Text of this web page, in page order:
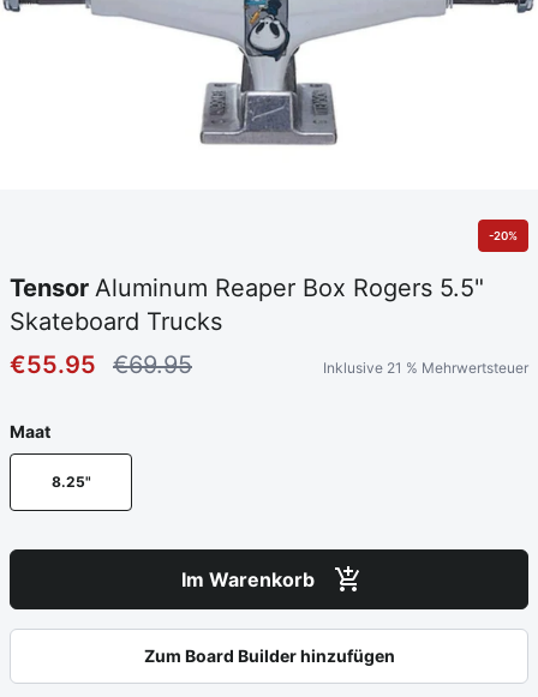
-20%
Tensor Aluminum Reaper Box Rogers 5.5"
Skateboard Trucks
€55.95
€69.95 Inklusive 21 % Mehrwertsteuer
Maat
8.25"
Im Warenkorb
Zum Board Builder hinzufügen